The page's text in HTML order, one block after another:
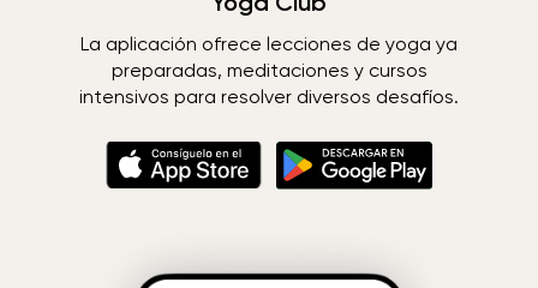
La aplicación ofrece lecciones de yoga ya
preparadas, meditaciones y cursos
intensivos para resolver diversos desafíos.